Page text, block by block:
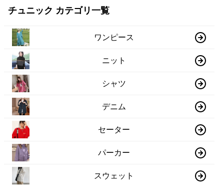
チュニック カテゴリ一覧
ワンピース
ニット
シャツ
デニム
セーター
パーカー
スウェット